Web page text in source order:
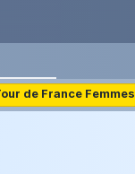
de France Femmes